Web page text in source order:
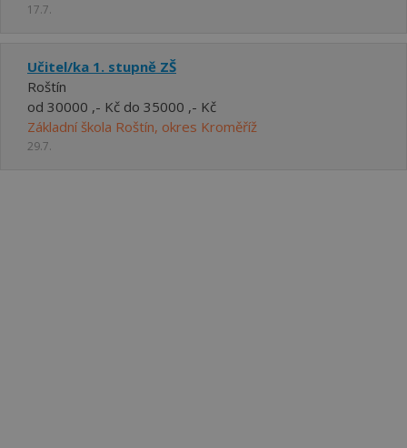
17.7.
Učitel/ka 1. stupně ZŠ
Roštín
od 30000 ,- Kč do 35000 ,- Kč
Základní škola Roštín, okres Kroměříž
29.7.